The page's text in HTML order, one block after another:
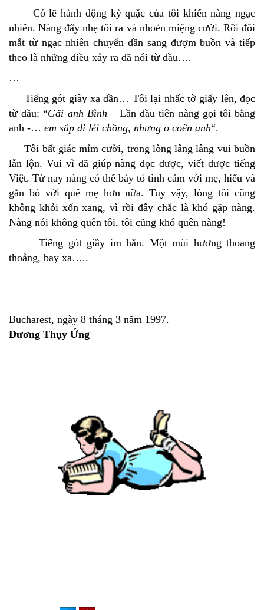
Có lẽ hành động kỳ quặc của tôi khiến nàng ngạc
nhiên. Nàng đẩy nhẹ tôi ra và nhoẻn miệng cười. Rồi đôi
mắt từ ngạc nhiên chuyển dần sang đượm buồn và tiếp
theo là những điều xảy ra đã nói từ đầu….
…
Tiếng gót giày xa dần… Tôi lại nhấc tờ giấy lên, đọc
từ đầu: “Gẩi anh Bình– Lần đầu tiên nàng gọi tôi bằng
anh -… em sắp đi léi chồng, nhưng o coên anh“.
Tôi bất giác mỉm cười, trong lòng lâng lâng vui buồn
lẫn lộn. Vui vì đã giúp nàng đọc được, viết được tiếng
Việt. Từ nay nàng có thể bày tỏ tình cảm với mẹ, hiểu và
gắn bó với quê mẹ hơn nữa. Tuy vậy, lòng tôi cũng
không khỏi xốn xang, vì rồi đây chắc là khó gặp nàng.
Nàng nói không quên tôi, tôi cũng khó quên nàng!
Tiếng gót giầy im hẳn. Một mùi hương thoang
thoảng, bay xa…..
Bucharest, ngày 8 tháng 3 năm 1997.
Dương Thụy Ứng